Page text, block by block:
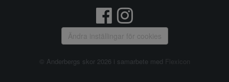
Ändra inställingar för cookies
© Anderbergs skor 2026 i samarbete med Flexicon